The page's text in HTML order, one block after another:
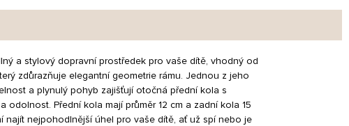
a stylový dopravní prostředek pro vaše dítě, vhodný od
zdůrazňuje elegantní geometrie rámu. Jednou z jeho
a plynulý pohyb zajišťují otočná přední kola s
Přední kola mají průměr 12 cm a zadní kola 15
najít nejpohodlnější úhel pro vaše dítě, ať už spí nebo je